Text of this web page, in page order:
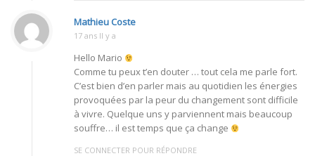
Mathieu Coste
17 ans Il y a
Hello Mario
Comme tu peux t’en douter … tout cela me parle fort.
C’est bien d’en parler mais au quotidien les énergies
provoquées par la peur du changement sont difficile
à vivre. Quelque uns y parviennent mais beaucoup
souffre… il est temps que ça change
SE CONNECTER POUR RÉPONDRE